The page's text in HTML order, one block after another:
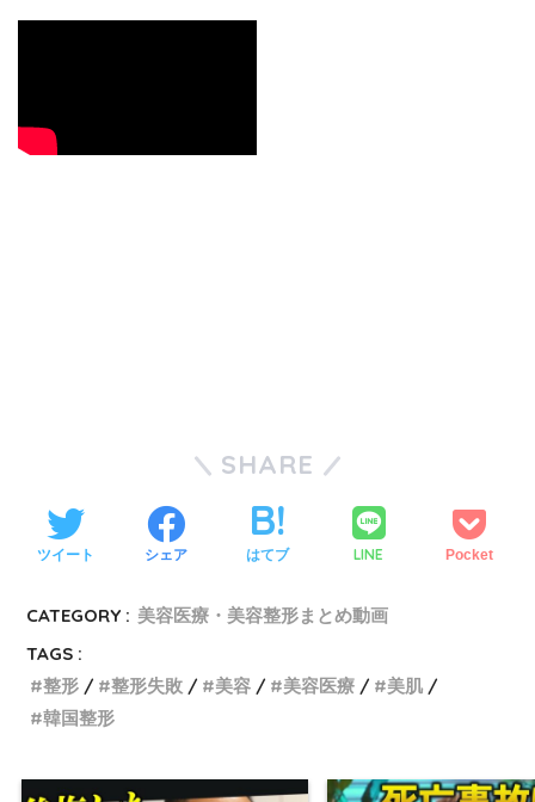
SHARE
ツイート シェア はてブ LINE Pocket
CATEGORY : 美容医療・美容整形まとめ動画
TAGS :
整形
整形失敗 美容 美容医療
美肌
韓国整形